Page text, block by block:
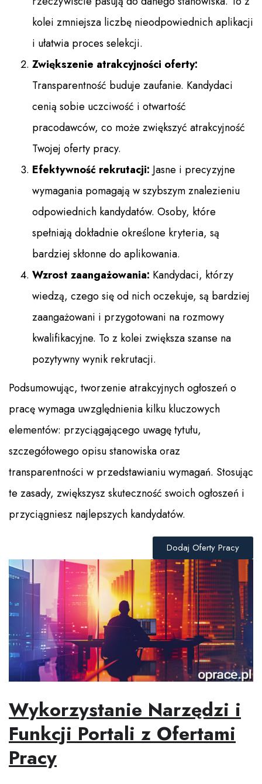
kolei zmniejsza liczbę nieodpowiednich aplikacji
i ułatwia proces selekcji.
Zwiększenie atrakcyjności oferty:
Transparentność buduje zaufanie. Kandydaci
cenią sobie uczciwość i otwartość
pracodawców, co może zwiększyć atrakcyjność
Twojej oferty pracy.
Efektywność rekrutacji: Jasne i precyzyjne
wymagania pomagają w szybszym znalezieniu
odpowiednich kandydatów. Osoby, które
spełniają dokładnie określone kryteria, są
bardziej skłonne do aplikowania.
Wzrost zaangażowania: Kandydaci, którzy
wiedzą, czego się od nich oczekuje, są bardziej
zaangażowani i przygotowani na rozmowy
kwalifikacyjne. To z kolei zwiększa szanse na
pozytywny wynik rekrutacji.
Podsumowując, tworzenie atrakcyjnych ogłoszeń o
pracę wymaga uwzględnienia kilku kluczowych
elementów: przyciągającego uwagę tytułu,
szczegółowego opisu stanowiska oraz
transparentności w przedstawianiu wymagań. Stosując
te zasady, zwiększysz skuteczność swoich ogłoszeń i
przyciągniesz najlepszych kandydatów.
Dodaj Oferty Pracy
Wykorzystanie Narzędzi i
Funkcji Portali z Ofertami
Pracy